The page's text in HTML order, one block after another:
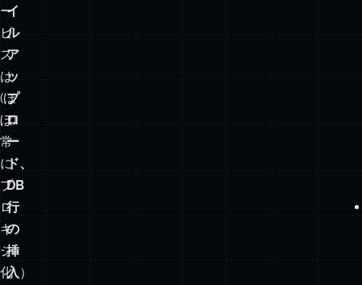
が
か
か
る
サ
ー
ビ
ス
は
(ほ
ぼ)
常
に
み
操
作
（
ァ
イ
ル
ア
ッ
プ
ロ
ー
ド、